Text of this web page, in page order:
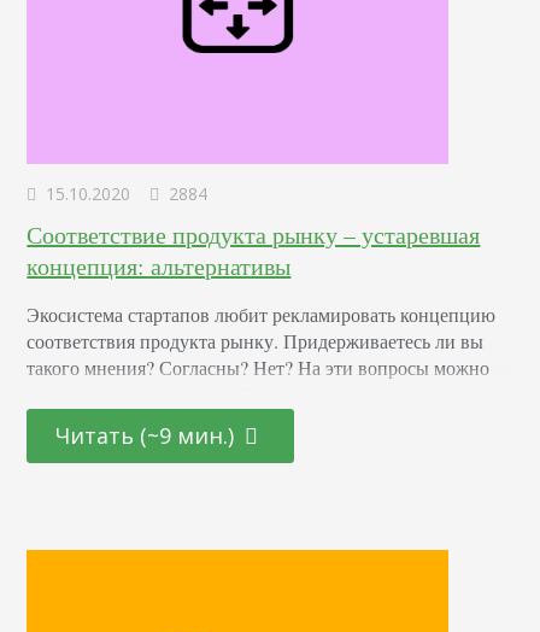
15.10.2020 2884
Соответствие продукта рынку – устаревшая
концепция: альтернативы
Экосистема стартапов любит рекламировать концепцию
соответствия продукта рынку. Придерживаетесь ли вы
такого мнения? Согласны? Нет? На эти вопросы можно
для всех компаний и продуктов. Ваш продукт может
соответствовать рынку, а может и нет. Но это не так.
Читать (~9 мин.)